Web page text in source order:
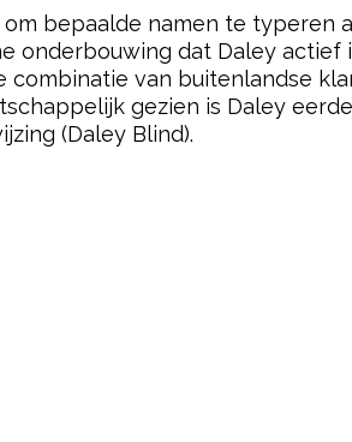
bepaalde namen te typeren
onderbouwing dat Daley
van buitenlandse
gezien is Daley
(Daley Blind).